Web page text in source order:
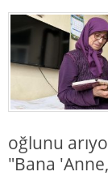
oğlunu
"Bana